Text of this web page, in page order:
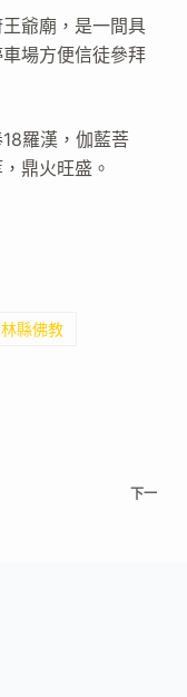
爺廟，是一間具
場方便信徒參拜
羅漢，伽藍菩
鼎火旺盛。
縣佛教
下一